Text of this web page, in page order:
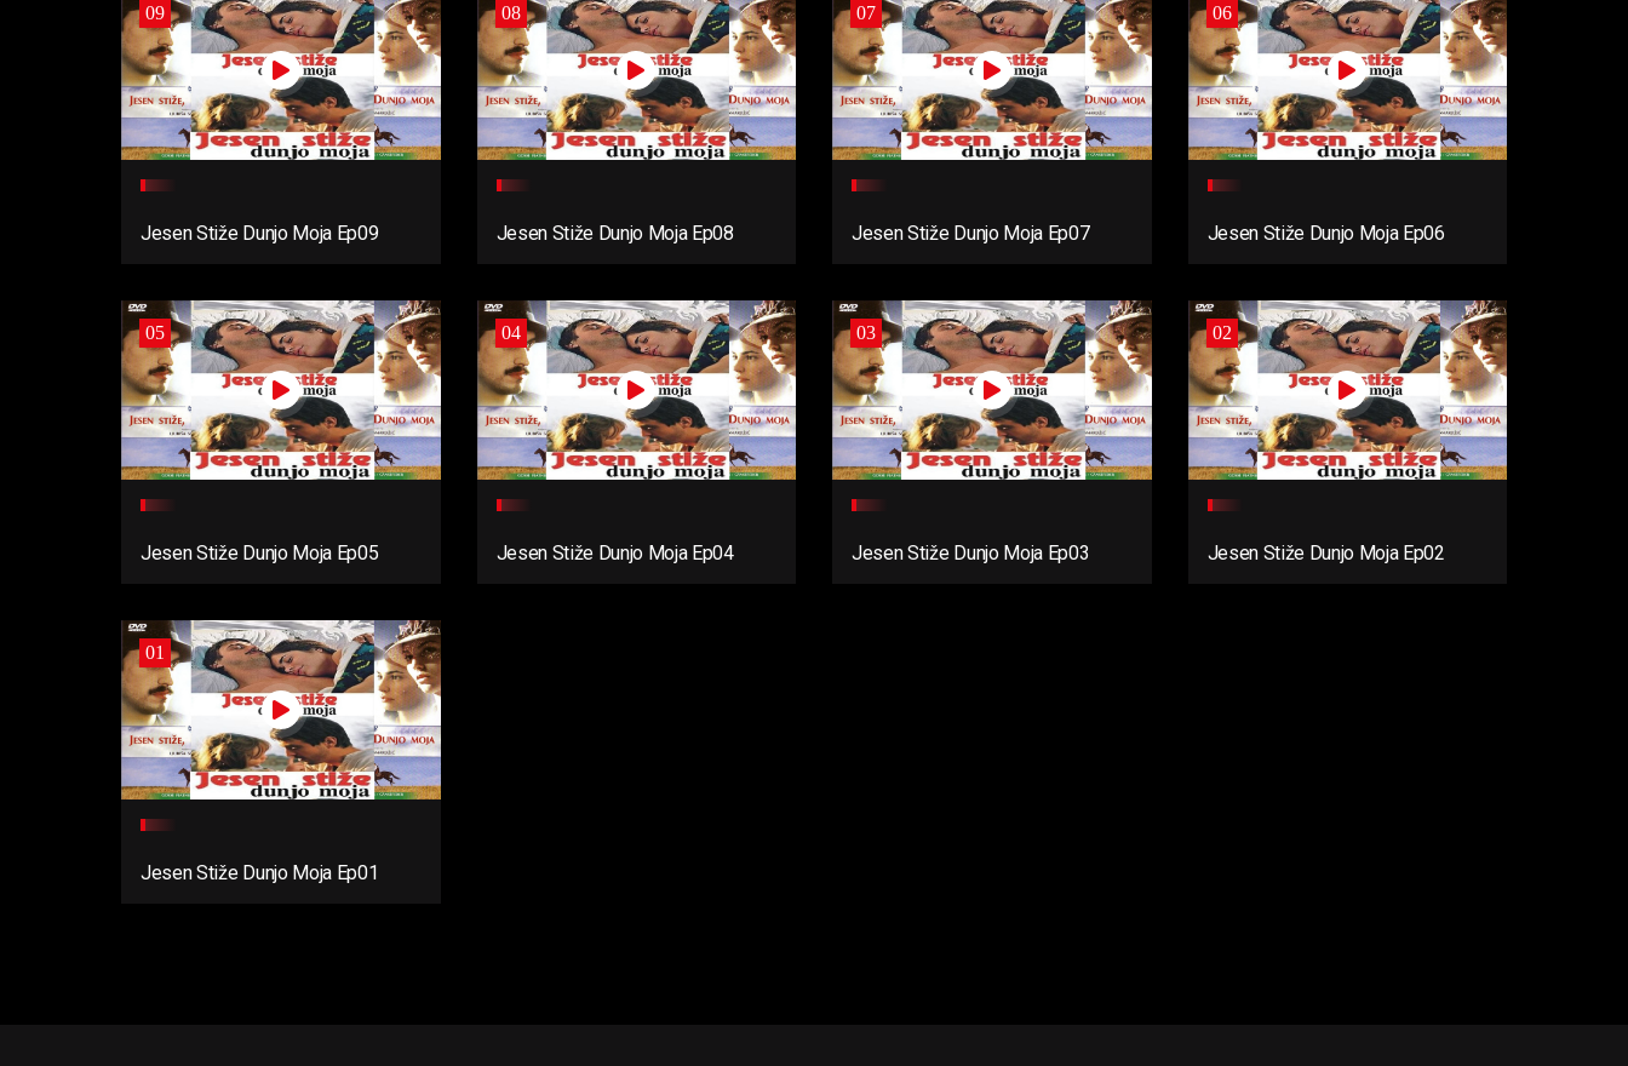
09
Jesen Stiže Dunjo Moja Ep09
08
Jesen Stiže Dunjo Moja Ep08
07
Jesen Stiže Dunjo Moja Ep07
06
Jesen Stiže Dunjo Moja Ep06
05
Jesen Stiže Dunjo Moja Ep05
04
Jesen Stiže Dunjo Moja Ep04
03
Jesen Stiže Dunjo Moja Ep03
02
Jesen Stiže Dunjo Moja Ep02
01
Jesen Stiže Dunjo Moja Ep01